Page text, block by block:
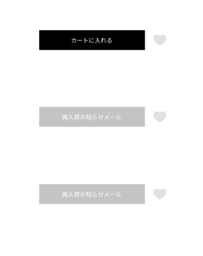
カートに入れる
再入荷お知らせメール
再入荷お知らせメール